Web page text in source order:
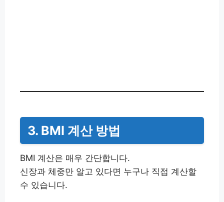
3. BMI 계산 방법
BMI 계산은 매우 간단합니다.
신장과 체중만 알고 있다면 누구나 직접 계산할
수 있습니다.